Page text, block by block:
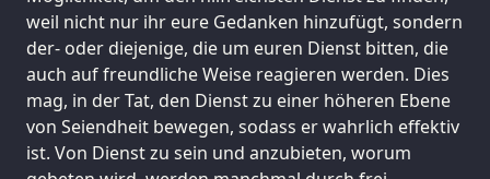
weil nicht nur ihr eure Gedanken hinzufügt, sondern
der- oder diejenige, die um euren Dienst bitten, die
auch auf freundliche Weise reagieren werden. Dies
mag, in der Tat, den Dienst zu einer höheren Ebene
von Seiendheit bewegen, sodass er wahrlich effektiv
ist. Von Dienst zu sein und anzubieten, worum